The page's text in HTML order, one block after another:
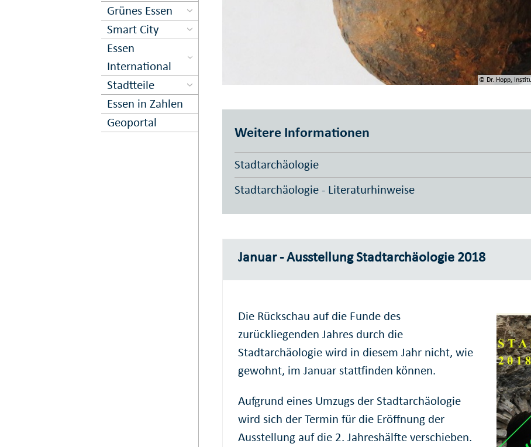
Grünes Essen
Smart City
Essen
International
Stadtteile
Essen in Zahlen
Geoportal
© Dr. Hopp,
Weitere Informationen
Stadtarchäologie
Stadtarchäologie - Literaturhinweise
Januar - Ausstellung Stadtarchäologie 2018
Die Rückschau auf die Funde des
zurückliegenden Jahres durch die
Stadtarchäologie wird in diesem Jahr nicht, wie
gewohnt, im Januar stattfinden können.
Aufgrund eines Umzugs der Stadtarchäologie
wird sich der Termin für die Eröffnung der
Ausstellung auf die 2. Jahreshälfte verschieben.